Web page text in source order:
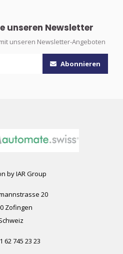
unseren Newsletter
unseren Newsletter-Angeboten
Abonnieren
by IAR Group
20
Zofingen
62 745 23 23